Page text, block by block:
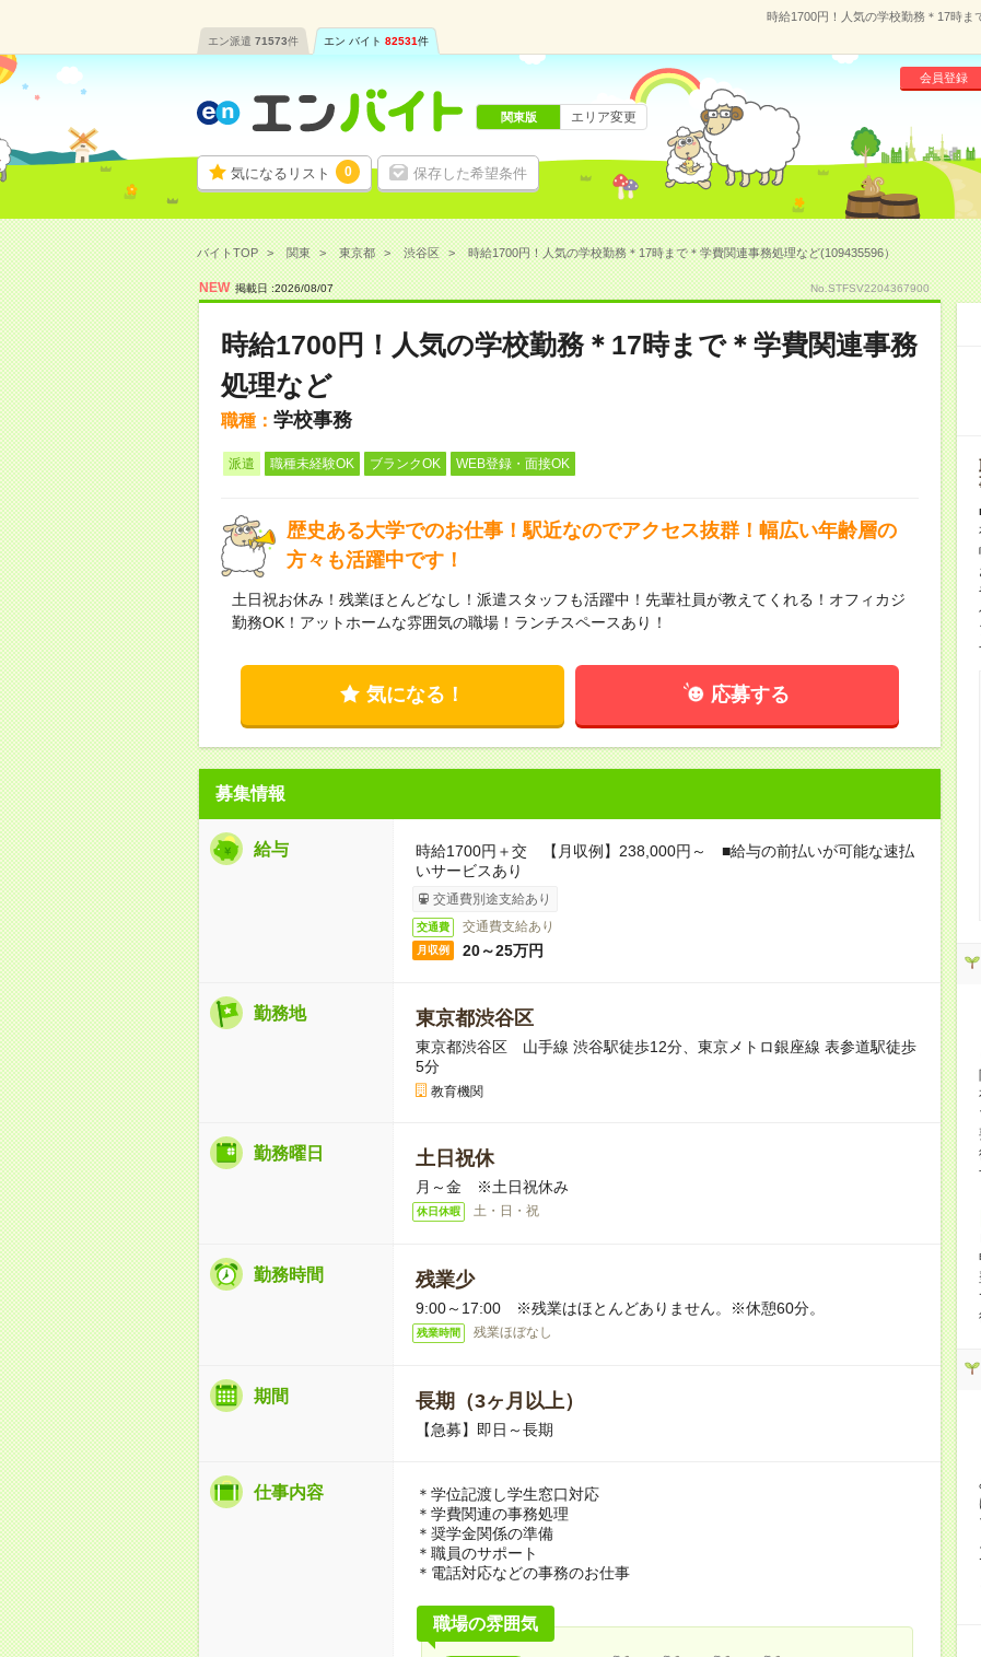
時給1700円！人気の学校勤務＊17時ま
エン派遣 71573件 エン バイト 82531件
気になるリスト 0 保存した希望条件
会員登録
関東版 エリア変更
バイトTOP 関東 東京都 渋谷区 時給1700円！人気の学校勤務＊17時まで＊学費関連事務処理など(109435596）
NEW 掲載日 :2026/08/07 No.STFSV2204367900
時給1700円！人気の学校勤務＊17時まで＊学費関連事務
処理など
職種： 学校事務
派遣 職種未経験OK ブランクOK WEB登録・面接OK
歴史ある大学でのお仕事！駅近なのでアクセス抜群！幅広い年齢層の
方々も活躍中です！
土日祝お休み！残業ほとんどなし！派遣スタッフも活躍中！先輩社員が教えてくれる！オフィカジ
勤務OK！アットホームな雰囲気の職場！ランチスペースあり！
気になる！ 応募する
募集情報
給与
時給1700円＋交 【月収例】238,000円～ ■給与の前払いが可能な速払
いサービスあり
交通費別途支給あり
交通費 交通費支給あり
月収例 20～25万円
勤務地 東京都渋谷区
東京都渋谷区 山手線 渋谷駅徒歩12分、東京メトロ銀座線 表参道駅徒歩
5分
教育機関
勤務曜日 土日祝休
月～金 ※土日祝休み
休日休暇 土・日・祝
勤務時間 残業少
9:00～17:00 ※残業はほとんどありません。※休憩60分。
残業時間 残業ほぼなし
期間 長期（3ヶ月以上）
【急募】即日～長期
仕事内容
＊学位記渡し学生窓口対応
＊学費関連の事務処理
＊奨学金関係の準備
＊職員のサポート
＊電話対応などの事務のお仕事
職場の雰囲気